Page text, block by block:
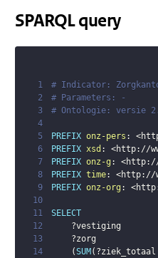
SPARQL query
1
# Indicator:
2
# Parameters: -
3
# Ontologie: versie
4
5
PREFIX onz-pers : <
6
PREFIX xsd : <http://
7
PREFIX onz-g : <
8
PREFIX time: <http://
9
PREFIX onz-org : <
10
11
SELECT
12
?vestiging
13
?zorg
14
(SUM ( ?ziek_totaal